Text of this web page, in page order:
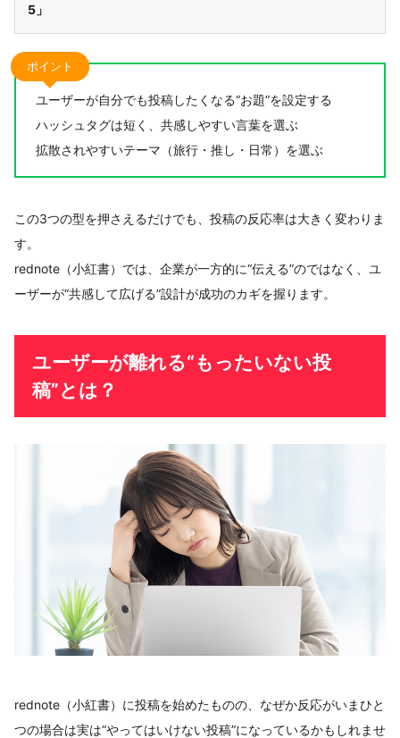
5」
ポイント
ユーザーが自分でも投稿したくなる“お題”を設定する
ハッシュタグは短く、共感しやすい言葉を選ぶ
拡散されやすいテーマ（旅行・推し・日常）を選ぶ
この3つの型を押さえるだけでも、投稿の反応率は大きく変わりま
す。
rednote（小紅書）では、企業が一方的に“伝える”のではなく、ユ
ーザーが“共感して広げる”設計が成功のカギを握ります。
ユーザーが離れる“もったいない投
稿”とは？
rednote（小紅書）に投稿を始めたものの、なぜか反応がいまひと
つの場合は実は“やってはいけない投稿”になっているかもしれませ